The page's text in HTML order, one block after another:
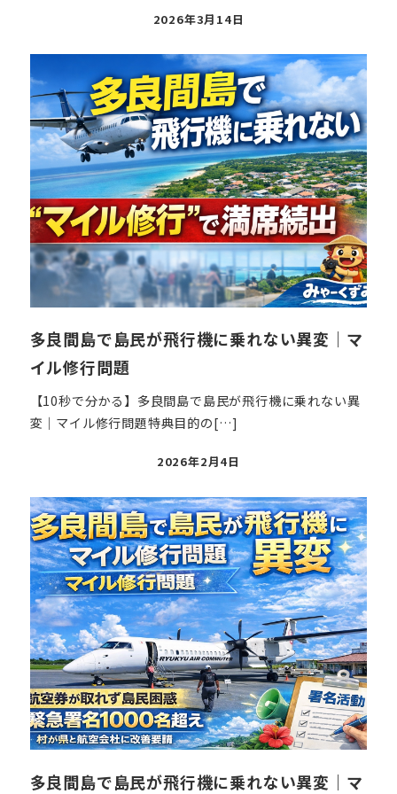
投
日
2026年3月14日
多良間島で島民が飛行機に乗れない異変｜マ
イル修行問題
【10秒で分かる】多良間島で島民が飛行機に乗れない異
変｜マイル修行問題特典目的の[…]
投
日
2026年2月4日
多良間島で島民が飛行機に乗れない異変｜マ